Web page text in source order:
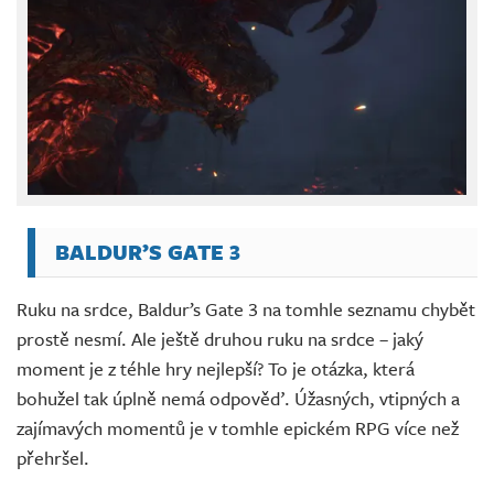
BALDUR’S GATE 3
Ruku na srdce, Baldur’s Gate 3 na tomhle seznamu chybět
prostě nesmí. Ale ještě druhou ruku na srdce – jaký
moment je z téhle hry nejlepší? To je otázka, která
bohužel tak úplně nemá odpověď. Úžasných, vtipných a
zajímavých momentů je v tomhle epickém RPG více než
přehršel.